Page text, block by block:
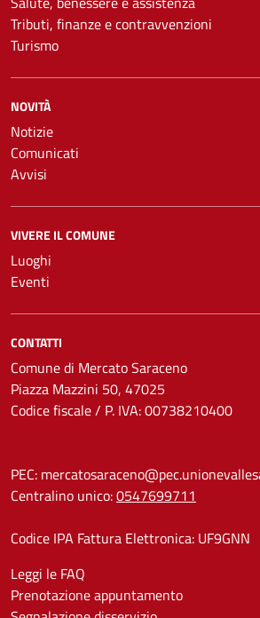
Tributi, finanze e contravvenzioni
Turismo
NOVITÀ
Notizie
Comunicati
Avvisi
VIVERE IL COMUNE
Luoghi
Eventi
CONTATTI
Comune di Mercato Saraceno
Piazza Mazzini 50, 47025
Codice fiscale / P. IVA: 00738210400
PEC:
Centralino unico:0547699711
Codice IPA Fattura Elettronica: UF9GNN
Leggi le FAQ
Prenotazione appuntamento